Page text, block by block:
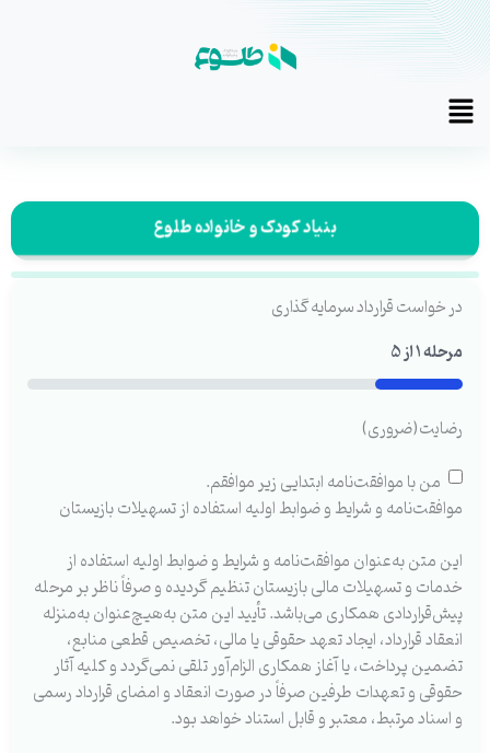
پرش
به
محتوا
Main
Menu
بنیاد کودک و خانواده طلوع
در خواست قرارداد سرمایه گذاری
مرحله1از5
20%
رضایت(ضروری)
من با موافقت‌نامه ابتدایی زیر موافقم.
موافقت‌نامه و شرایط و ضوابط اولیه استفاده از تسهیلات بازیستان
این متن به‌عنوان موافقت‌نامه و شرایط و ضوابط اولیه استفاده از
خدمات و تسهیلات مالی بازیستان تنظیم گردیده و صرفاً ناظر بر مرحله
پیش‌قراردادی همکاری می‌باشد. تأیید این متن به‌هیچ‌عنوان به‌منزله
انعقاد قرارداد، ایجاد تعهد حقوقی یا مالی، تخصیص قطعی منابع،
تضمین پرداخت، یا آغاز همکاری الزام‌آور تلقی نمی‌گردد و کلیه آثار
حقوقی و تعهدات طرفین صرفاً در صورت انعقاد و امضای قرارداد رسمی
و اسناد مرتبط، معتبر و قابل استناد خواهد بود.